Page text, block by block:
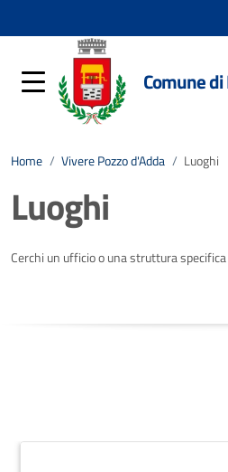
Comune
Home / Vivere Pozzo d'Adda / Luoghi
Luoghi
Cerchi un ufficio o una struttura